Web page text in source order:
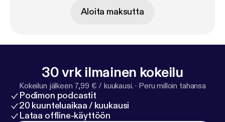
Aloita maksutta
30 vrk ilmainen kokeilu
Kokeilun jälkeen 7,99 € / kuukausi. · Peru milloin tahansa
Podimon podcastit
20 kuunteluaikaa / kuukausi
Lataa offline-käyttöön